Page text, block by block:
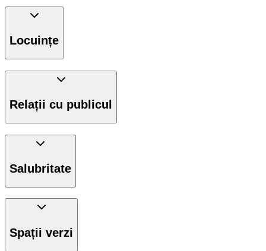
Locuințe
Relații cu publicul
Salubritate
Spații verzi